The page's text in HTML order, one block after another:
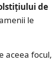
de
le
aceea focul,